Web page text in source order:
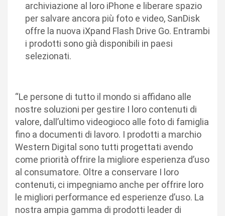
archiviazione al loro iPhone e liberare spazio
per salvare ancora più foto e video, SanDisk
offre la nuova iXpand Flash Drive Go. Entrambi
i prodotti sono già disponibili in paesi
selezionati.
“Le persone di tutto il mondo si affidano alle
nostre soluzioni per gestire I loro contenuti di
valore, dall’ultimo videogioco alle foto di famiglia
fino a documenti di lavoro. I prodotti a marchio
Western Digital sono tutti progettati avendo
come priorità offrire la migliore esperienza d’uso
al consumatore. Oltre a conservare I loro
contenuti, ci impegniamo anche per offrire loro
le migliori performance ed esperienze d’uso. La
nostra ampia gamma di prodotti leader di